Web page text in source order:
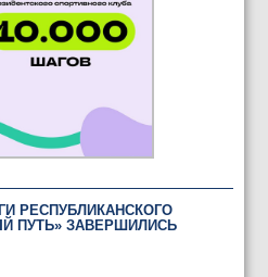
РЕСПУБЛИКАНСКОГО
ПУТЬ» ЗАВЕРШИЛИСЬ